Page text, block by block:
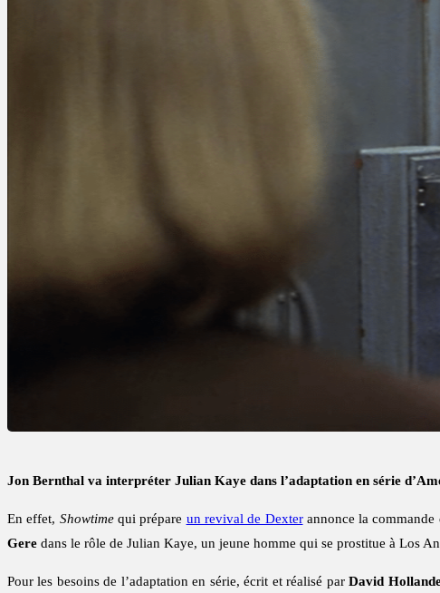
Jon Bernthal va interpréter Julian Kaye dans l’adaptation en série
En effet, Showtimequi prépare un revival de Dexterannonce la commande
Gere dans le rôle de Julian Kaye, un jeune homme qui se prostitue à Los
Pour les besoins de l’adaptation en série, écrit et réalisé parDavid